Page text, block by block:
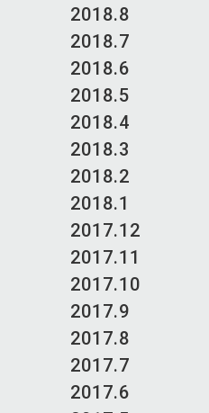
2018.8
2018.7
2018.6
2018.5
2018.4
2018.3
2018.2
2018.1
2017.12
2017.11
2017.10
2017.9
2017.8
2017.7
2017.6